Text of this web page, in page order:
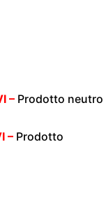
– Prodotto neutro
– Prodotto